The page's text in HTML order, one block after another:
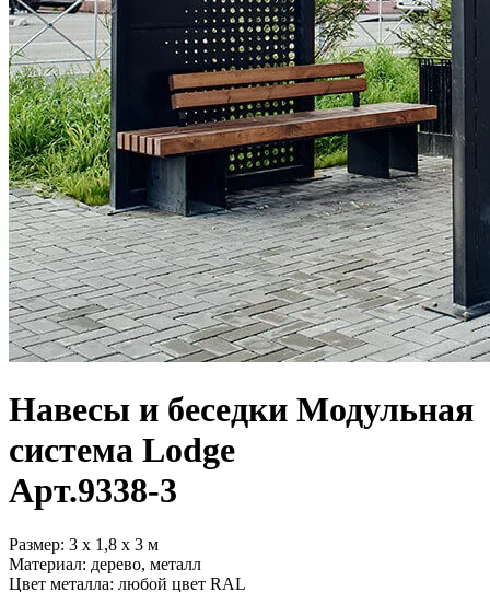
Навесы и беседки Модульная
система Lodge
Арт.9338-3
Размер: 3 х 1,8 х 3 м
Материал: дерево, металл
Цвет металла: любой цвет RAL